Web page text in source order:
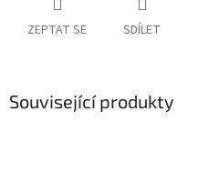
ZEPTAT SE SDÍLET
Související produkty